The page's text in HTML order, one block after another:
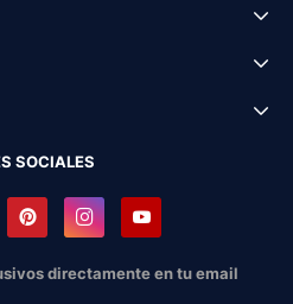
SOCIALES
directamente en tu email